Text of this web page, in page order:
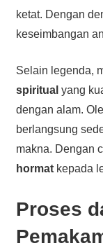
ketat. Dengan
keseimbangan
Selain legenda,
spiritual yang
dengan alam.
berlangsung
makna. Dengan
hormatkepada
Proses